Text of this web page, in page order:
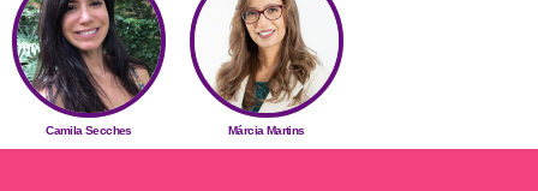
Camila Secches Márcia Martins